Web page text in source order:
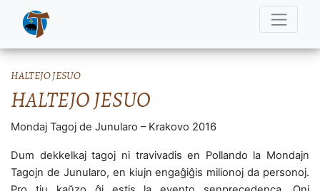
HALTEJO JESUO
HALTEJO JESUO
Mondaj Tagoj de Junularo – Krakovo 2016
Dum dekkelkaj tagoj ni travivadis en Pollando la Mondajn
Tagojn de Junularo, en kiujn engaĝiĝis milionoj da personoj.